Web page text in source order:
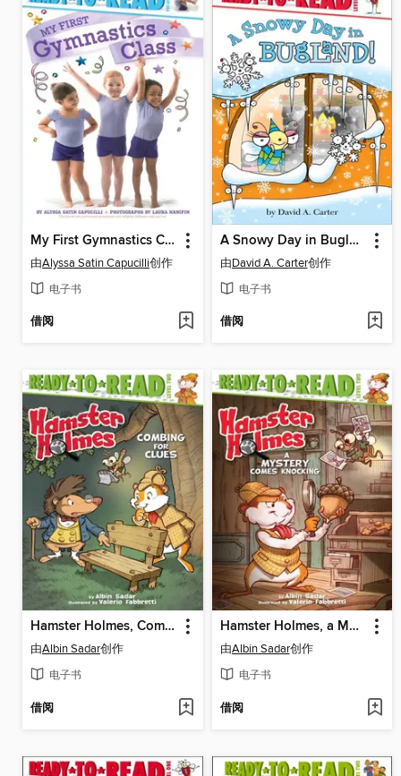
My First Gymnastics Class
由Alyssa Satin Capucilli创作
电子书
借阅
A Snowy Day in Bugland!
由David A. Carter创作
电子书
借阅
Hamster Holmes, Combing for Clues
由Albin Sadar创作
电子书
借阅
Hamster Holmes, a Mystery Comes Knocking
由Albin Sadar创作
电子书
借阅